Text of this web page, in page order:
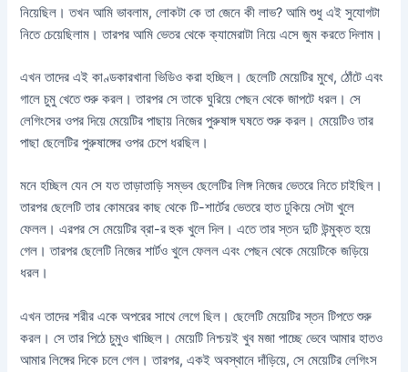
নিয়েছিল। তখন আমি ভাবলাম, লোকটা কে তা জেনে কী লাভ? আমি শুধু এই সুযোগটা
নিতে চেয়েছিলাম। তারপর আমি ভেতর থেকে ক্যামেরাটা নিয়ে এসে জুম করতে দিলাম।
এখন তাদের এই কাণ্ডকারখানা ভিডিও করা হচ্ছিল। ছেলেটি মেয়েটির মুখে, ঠোঁটে এবং
গালে চুমু খেতে শুরু করল। তারপর সে তাকে ঘুরিয়ে পেছন থেকে জাপটে ধরল। সে
লেগিংসের ওপর দিয়ে মেয়েটির পাছায় নিজের পুরুষাঙ্গ ঘষতে শুরু করল। মেয়েটিও তার
পাছা ছেলেটির পুরুষাঙ্গের ওপর চেপে ধরছিল।
মনে হচ্ছিল যেন সে যত তাড়াতাড়ি সম্ভব ছেলেটির লিঙ্গ নিজের ভেতরে নিতে চাইছিল।
তারপর ছেলেটি তার কোমরের কাছ থেকে টি-শার্টের ভেতরে হাত ঢুকিয়ে সেটা খুলে
ফেলল। এরপর সে মেয়েটির ব্রা-র হুক খুলে দিল। এতে তার স্তন দুটি উন্মুক্ত হয়ে
গেল। তারপর ছেলেটি নিজের শার্টও খুলে ফেলল এবং পেছন থেকে মেয়েটিকে জড়িয়ে
ধরল।
এখন তাদের শরীর একে অপরের সাথে লেগে ছিল। ছেলেটি মেয়েটির স্তন টিপতে শুরু
করল। সে তার পিঠে চুমুও খাচ্ছিল। মেয়েটি নিশ্চয়ই খুব মজা পাচ্ছে ভেবে আমার হাতও
আমার লিঙ্গের দিকে চলে গেল। তারপর, একই অবস্থানে দাঁড়িয়ে, সে মেয়েটির লেগিংস